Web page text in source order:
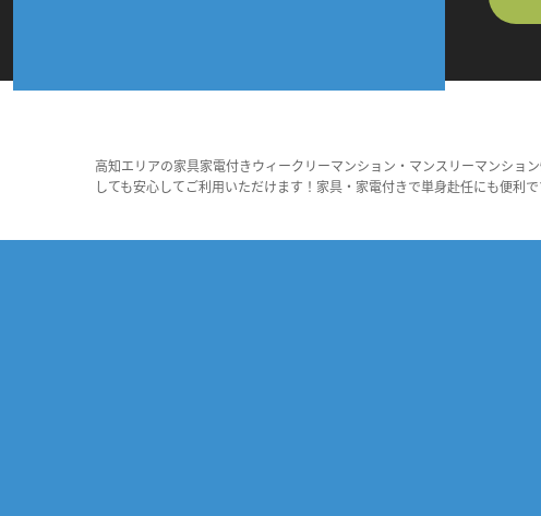
高知エリアの家具家電付きウィークリーマンション・マンスリーマンショ
しても安心してご利用いただけます！家具・家電付きで単身赴任にも便利で